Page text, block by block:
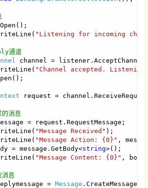
"Listening for incoming
通道
channel =
"Channel accepted. Listening
request =
消息
= request.RequestMessage;
"Message Received" );
"Message Action: {0}" ,
= message.GetBody<string>();
"Message Content: {0}" ,
息
= Message .CreateMessage(